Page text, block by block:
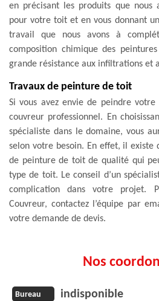
en précisant les produits que nous
pour votre toit et en vous donnant
travail que nous avons à
composition chimique des
grande résistance aux infiltrations et
Travaux de peinture de toit
Si vous avez envie de peindre
couvreur professionnel. En
spécialiste dans le domaine, vous
selon votre besoin. En effet, il existe
de peinture de toit de qualité qui
type de toit. Le conseil d’un
complication dans votre projet.
Couvreur, contactez l’équipe par
votre demande de devis.
Nos
Bureau indisponible